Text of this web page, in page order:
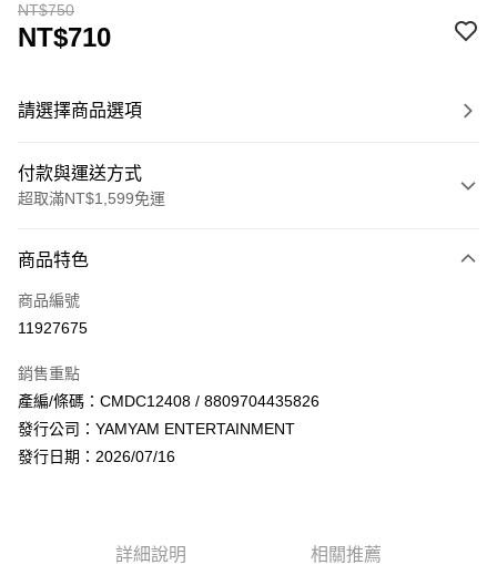
NT$750
NT$710
請選擇商品選項
付款與運送方式
超取滿NT$1,599免運
信用卡一次付款
超商取貨付款
Apple Pay
街口支付
商品特色
商品編號
11927675
銷售重點
產編/條碼：CMDC12408 / 8809704435826
發行公司：YAMYAM ENTERTAINMENT
發行日期：2026/07/16
詳細說明 相關推薦